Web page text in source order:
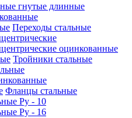
гнутые длинные
Переходы стальные
оцинкованные
Тройники стальные
Фланцы стальные
Ру - 10
Ру - 16